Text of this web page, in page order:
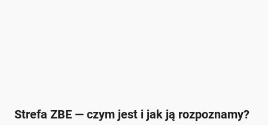
Strefa ZBE — czym jest i jak ją rozpoznamy?